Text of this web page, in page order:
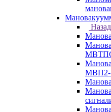
Назад